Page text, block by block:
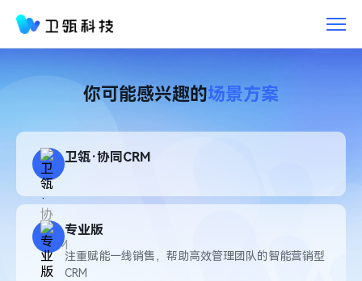
产
你可能感兴趣的场景方案
卫瓴·协同CRM
专业版
注重赋能一线销售，帮助高效管理团队的智能营销型
CRM